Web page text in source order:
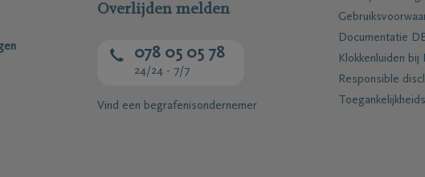
Overlijden melden
078 05 05 78
24/24 - 7/7
Vind een begrafenisondernemer
Documentatie
Klokkenluiden bij
Responsible